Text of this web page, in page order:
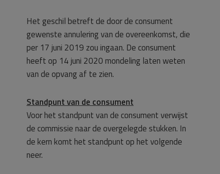
Het geschil betreft de door de consument
gewenste annulering van de overeenkomst, die
per 17 juni 2019 zou ingaan. De consument
heeft op 14 juni 2020 mondeling laten weten
van de opvang af te zien.
Standpunt van de consument
Voor het standpunt van de consument verwijst
de commissie naar de overgelegde stukken. In
de kern komt het standpunt op het volgende
neer.